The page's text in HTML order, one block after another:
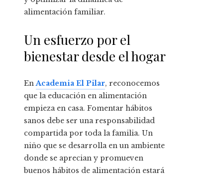
alimentación familiar.
Un esfuerzo por el
bienestar desde el hogar
EnAcademia El Pilar, reconocemos
que la educación en alimentación
empieza en casa. Fomentar hábitos
sanos debe ser una responsabilidad
compartida por toda la familia. Un
niño que se desarrolla en un ambiente
donde se aprecian y promueven
buenos hábitos de alimentación estará